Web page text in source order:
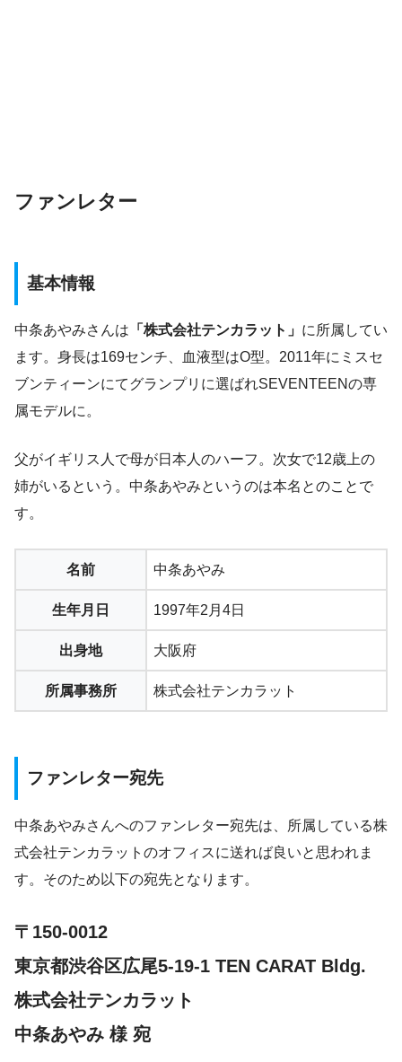
ファンレター
基本情報
中条あやみさんは 「株式会社テンカラット」 に所属してい
ます。身長は169センチ、血液型はO型。2011年にミスセ
ブンティーンにてグランプリに選ばれSEVENTEENの専
属モデルに。
父がイギリス人で母が日本人のハーフ。次女で12歳上の
姉がいるという。中条あやみというのは本名とのことで
す。
名前 中条あやみ
生年月日 1997年2月4日
出身地 大阪府
所属事務所 株式会社テンカラット
ファンレター宛先
中条あやみさんへのファンレター宛先は、所属している株
式会社テンカラットのオフィスに送れば良いと思われま
す。そのため以下の宛先となります。
〒150-0012
東京都渋谷区広尾5-19-1 TEN CARAT Bldg.
株式会社テンカラット
中条あやみ 様 宛